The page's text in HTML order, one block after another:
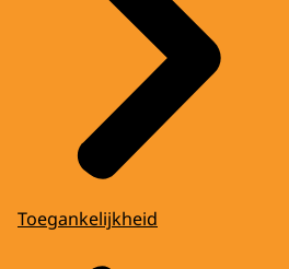
Toegankelijkheid